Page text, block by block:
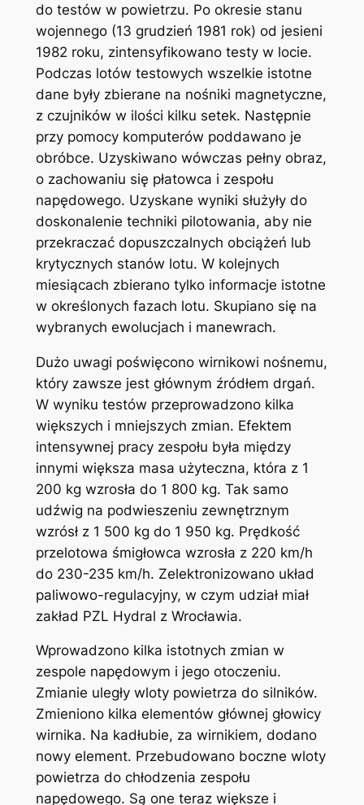
do testów w powietrzu. Po okresie stanu
wojennego (13 grudzień 1981 rok) od jesieni
1982 roku, zintensyfikowano testy w locie.
Podczas lotów testowych wszelkie istotne
dane były zbierane na nośniki magnetyczne,
z czujników w ilości kilku setek. Następnie
przy pomocy komputerów poddawano je
obróbce. Uzyskiwano wówczas pełny obraz,
o zachowaniu się płatowca i zespołu
napędowego. Uzyskane wyniki służyły do
doskonalenie techniki pilotowania, aby nie
przekraczać dopuszczalnych obciążeń lub
krytycznych stanów lotu. W kolejnych
miesiącach zbierano tylko informacje istotne
w określonych fazach lotu. Skupiano się na
wybranych ewolucjach i manewrach.
Dużo uwagi poświęcono wirnikowi nośnemu,
który zawsze jest głównym źródłem drgań.
W wyniku testów przeprowadzono kilka
większych i mniejszych zmian. Efektem
intensywnej pracy zespołu była między
innymi większa masa użyteczna, która z 1
200 kg wzrosła do 1 800 kg. Tak samo
udźwig na podwieszeniu zewnętrznym
wzrósł z 1 500 kg do 1 950 kg. Prędkość
przelotowa śmigłowca wzrosła z 220 km/h
do 230-235 km/h. Zelektronizowano układ
paliwowo-regulacyjny, w czym udział miał
zakład PZL Hydral z Wrocławia.
Wprowadzono kilka istotnych zmian w
zespole napędowym i jego otoczeniu.
Zmianie uległy wloty powietrza do silników.
Zmieniono kilka elementów głównej głowicy
wirnika. Na kadłubie, za wirnikiem, dodano
nowy element. Przebudowano boczne wloty
powietrza do chłodzenia zespołu
napędowego. Są one teraz większe i